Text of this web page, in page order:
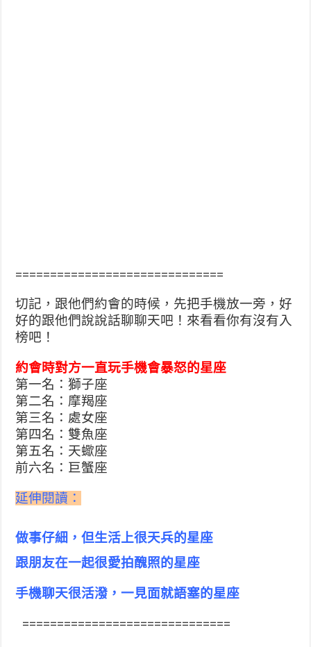
==============================
切記，跟他們約會的時候，先把手機放一旁，好
好的跟他們說說話聊聊天吧！來看看你有沒有入
榜吧！
約會時對方一直玩手機會暴怒的星座
第一名：獅子座
第二名：摩羯座
第三名：處女座
第四名：雙魚座
第五名：天蠍座
前六名：巨蟹座
延伸閱讀：
做事仔細，但生活上很天兵的星座
跟朋友在一起很愛拍醜照的星座
手機聊天很活潑，一見面就語塞的星座
==============================